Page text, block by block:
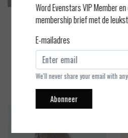
Sense of Illusion - Jarretel
EUR 135,00
Bekijken
Word Evenstars VIP Member
membership brief met de
E-mailadres
We'll never share your email with
Abonneer